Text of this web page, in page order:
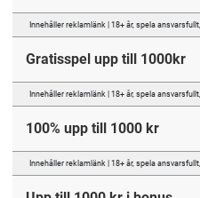
Innehåller reklamlänk | 18+ år, spela ansvarsfullt,
Gratisspel upp till 1000kr
Innehåller reklamlänk | 18+ år, spela ansvarsfullt,
100% upp till 1000 kr
Innehåller reklamlänk | 18+ år, spela ansvarsfullt,